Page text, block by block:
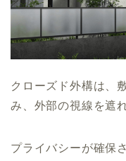
クローズド外構は、
み、外部の視線を遮
プライバシーが確保